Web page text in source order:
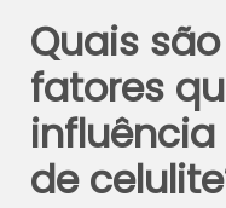
Quais
fatores
de